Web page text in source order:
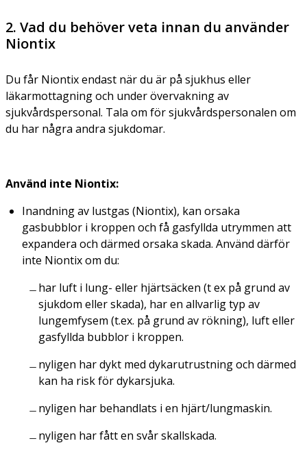
2. Vad du behöver veta innan du använder
Niontix
Du får Niontix endast när du är på sjukhus eller
läkarmottagning och under övervakning av
sjukvårdspersonal. Tala om för sjukvårdspersonalen om
du har några andra sjukdomar.
Använd inte Niontix:
Inandning av lustgas (Niontix), kan orsaka
gasbubblor i kroppen och få gasfyllda utrymmen att
expandera och därmed orsaka skada. Använd därför
inte Niontix om du:
har luft i lung- eller hjärtsäcken (t ex på grund av
sjukdom eller skada), har en allvarlig typ av
lungemfysem (t.ex. på grund av rökning), luft eller
gasfyllda bubblor i kroppen.
nyligen har dykt med dykarutrustning och därmed
kan ha risk för dykarsjuka.
nyligen har behandlats i en hjärt/lungmaskin.
nyligen har fått en svår skallskada.